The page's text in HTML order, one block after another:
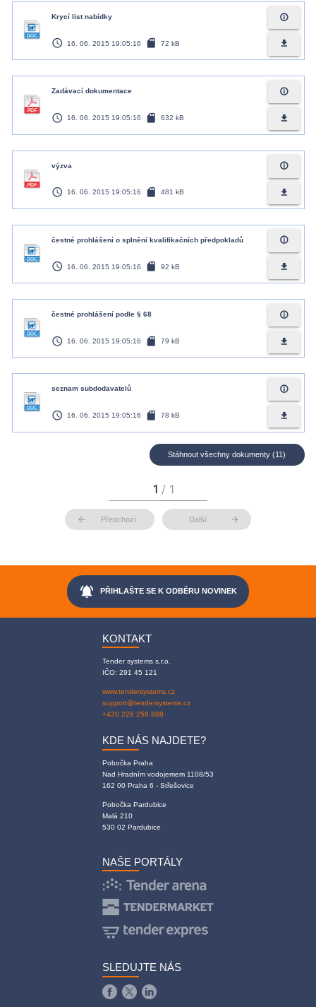
Krycí list nabídky
access_time 16. 06. 2015 19:05:16 sd_card 72 kB
info_outline
file_download
Zadávací dokumentace
access_time 16. 06. 2015 19:05:16 sd_card 632 kB
info_outline
file_download
výzva
access_time 16. 06. 2015 19:05:16 sd_card 481 kB
info_outline
file_download
čestné prohlášení o splnění kvalifikačních předpokladů
access_time 16. 06. 2015 19:05:16 sd_card 92 kB
info_outline
file_download
čestné prohlášení podle § 68
access_time 16. 06. 2015 19:05:16 sd_card 79 kB
info_outline
file_download
seznam subdodavatelů
access_time 16. 06. 2015 19:05:16 sd_card 78 kB
info_outline
file_download
Stáhnout všechny dokumenty (11)
arrow_back Předchozí Další arrow_forward
notifications_active PŘIHLAŠTE SE K ODBĚRU NOVINEK
KONTAKT
Tender systems s.r.o.
IČO: 291 45 121
www.tendersystems.cz
support@tendersystems.cz
+420 226 258 888
KDE NÁS NAJDETE?
Pobočka Praha
Nad Hradním vodojemem 1108/53
162 00 Praha 6 - Střešovice
Pobočka Pardubice
Malá 210
530 02 Pardubice
NAŠE PORTÁLY
SLEDUJTE NÁS